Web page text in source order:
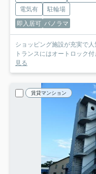
電気有
駐輪場
即入居可 パノラマ
ショッピング施設が充実で
トランスにはオートロック
見る
賃貸マンション